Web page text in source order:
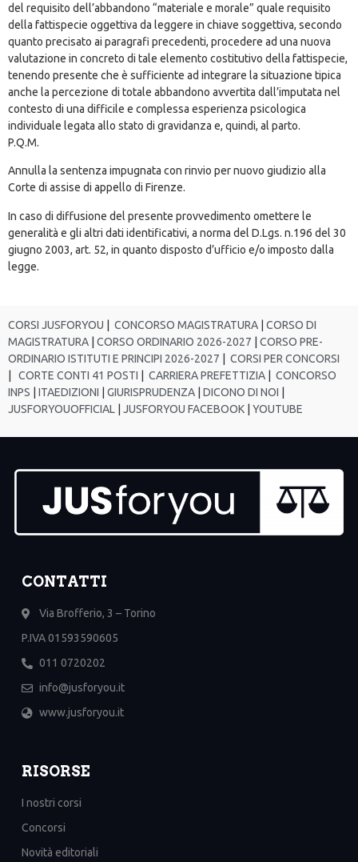
del requisito dell’abbandono “materiale e morale” quale requisito
della fattispecie oggettiva da leggere in chiave soggettiva, secondo
quanto precisato ai paragrafi precedenti, procedere ad una nuova
valutazione in concreto di tale elemento costitutivo della fattispecie,
tenendo presente che è sufficiente ad integrare la situazione tipica
anche la percezione di totale abbandono avvertita dall’imputata nel
contesto di una difficile e complessa esperienza psicologica
individuale legata allo stato di gravidanza e, quindi, al parto.
P.Q.M.
Annulla la sentenza impugnata con rinvio per nuovo giudizio alla
Corte di assise di appello di Firenze.
In caso di diffusione del presente provvedimento omettere le
generalità e gli altri dati identificativi, a norma del D.Lgs. n.196 del 30
giugno 2003, art. 52, in quanto disposto d’ufficio e/o imposto dalla
legge.
CORSI JUSFORYOU CONCORSO MAGISTRATURA
CORSO DI
MAGISTRATURA
CORSO ORDINARIO 2026-2027
CORSO PRE-
ORDINARIO ISTITUTI E PRINCIPI 2026-2027
CORSI PER CONCORSI
CORTE CONTI 41 POSTI CARRIERA PREFETTIZIA
CONCORSO
INPS
ITAEDIZIONI GIURISPRUDENZA DICONO DI NOI
JUSFORYOUOFFICIAL
JUSFORYOU FACEBOOK YOUTUBE
CONTATTI
Via Brofferio, 3 – Torino
P.IVA 01593590605
011 0720202
info@jusforyou.it
www.jusforyou.it
RISORSE
I nostri corsi
Concorsi
Novità editoriali